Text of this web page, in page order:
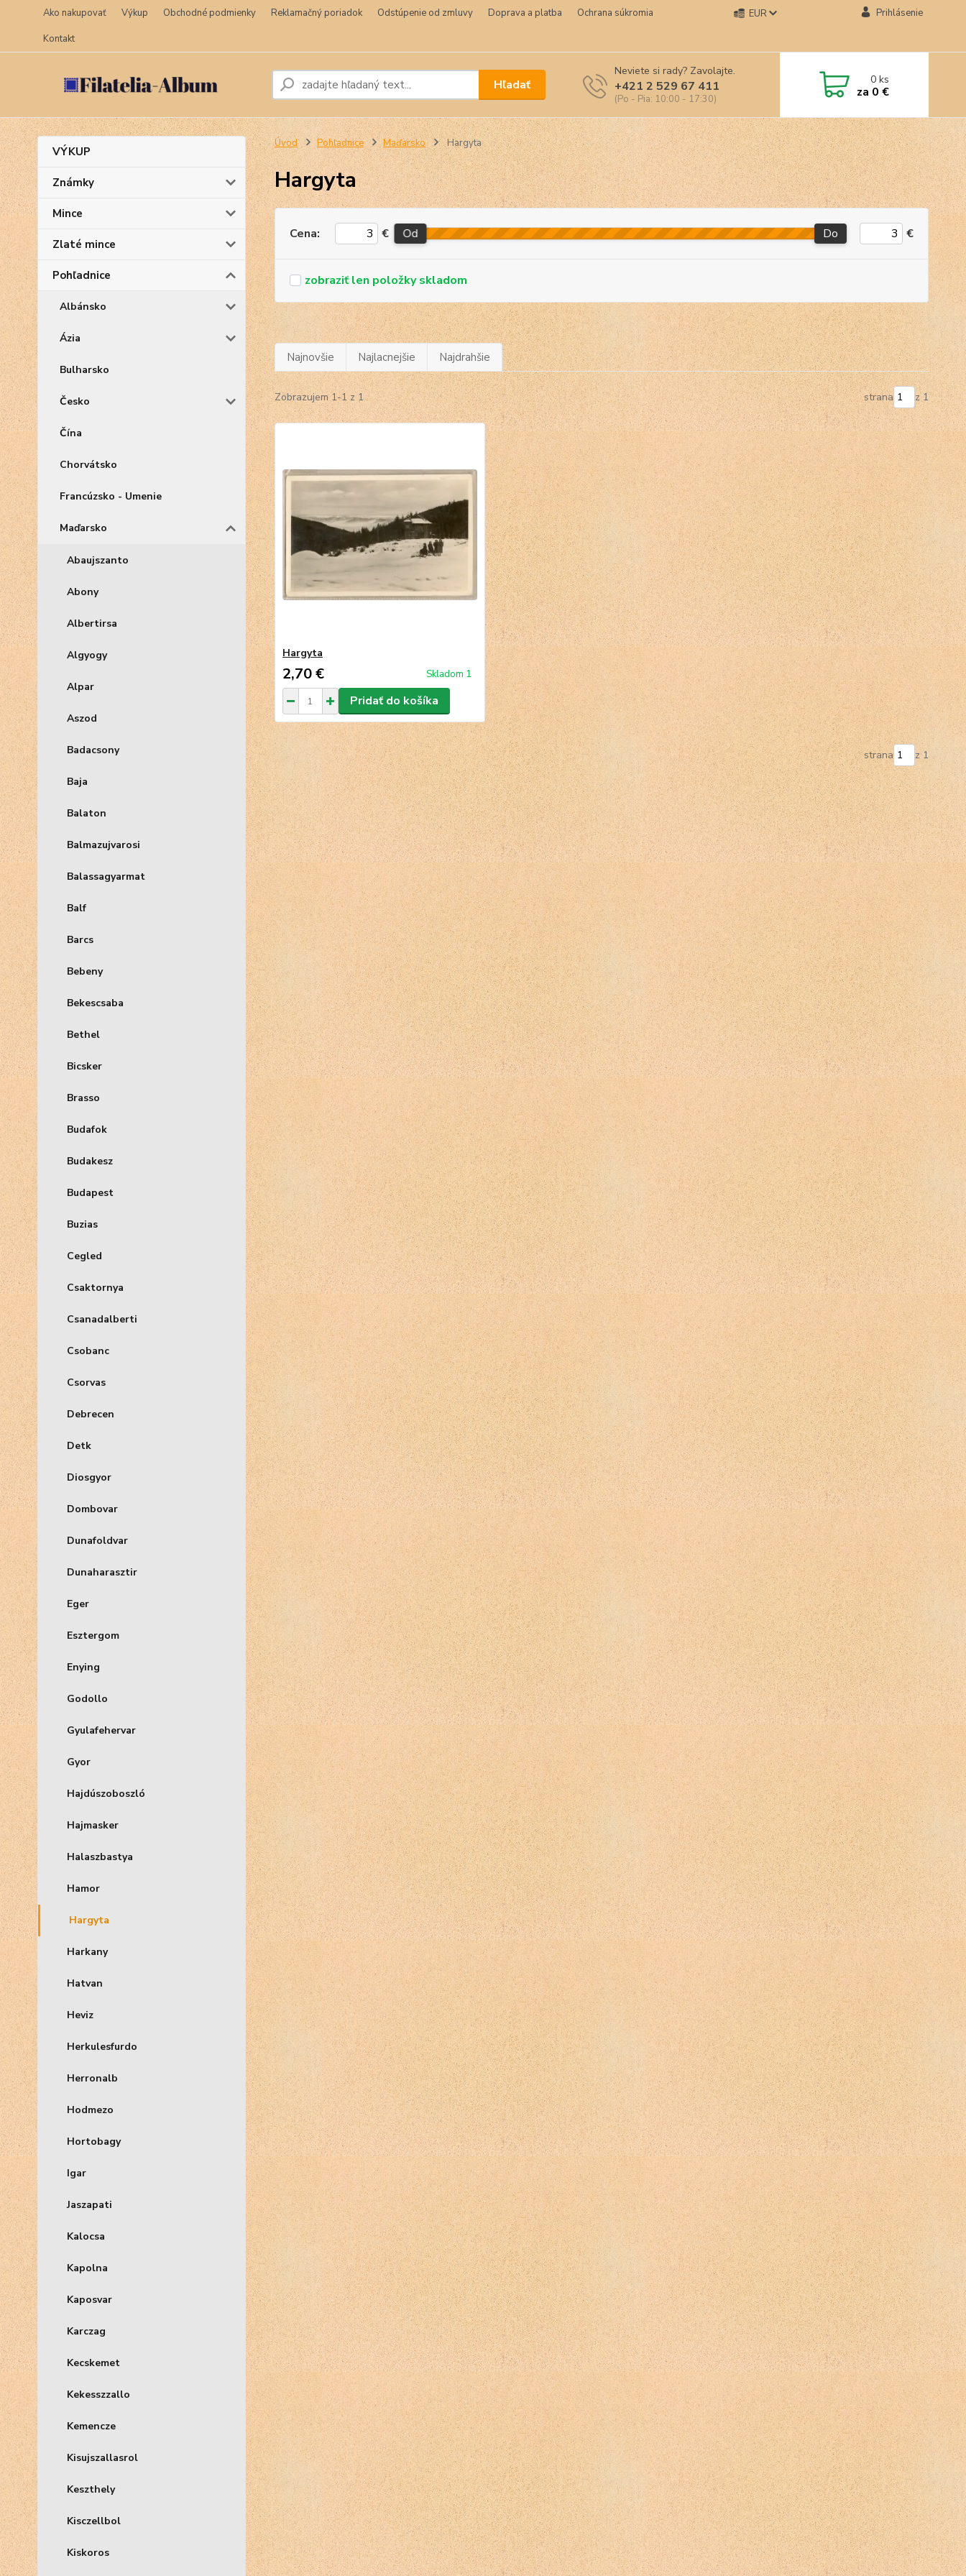
Ako nakupovať Výkup Obchodné podmienky Reklamačný poriadok Odstúpenie od zmluvy Doprava a platba
Ochrana súkromia
Kontakt
EUR Prihlásenie
Hľadať
Neviete si rady? Zavolajte.
+421 2 529 67 411
(Po - Pia: 10:00 - 17:30)
0ks
za 0 €
VÝKUP
Známky
Mince
Zlaté mince
Pohľadnice
Albánsko
Ázia
Bulharsko
Česko
Čína
Chorvátsko
Francúzsko - Umenie
Maďarsko
Abaujszanto
Abony
Albertirsa
Algyogy
Alpar
Aszod
Badacsony
Baja
Balaton
Balmazujvarosi
Balassagyarmat
Balf
Barcs
Bebeny
Bekescsaba
Bethel
Bicsker
Brasso
Budafok
Budakesz
Budapest
Buzias
Cegled
Csaktornya
Csanadalberti
Csobanc
Csorvas
Debrecen
Detk
Diosgyor
Dombovar
Dunafoldvar
Dunaharasztir
Eger
Esztergom
Enying
Godollo
Gyulafehervar
Gyor
Hajdúszoboszló
Hajmasker
Halaszbastya
Hamor
Hargyta
Harkany
Hatvan
Heviz
Herkulesfurdo
Herronalb
Hodmezo
Hortobagy
Igar
Jaszapati
Kalocsa
Kapolna
Kaposvar
Karczag
Kecskemet
Kekesszzallo
Kemencze
Kisujszallasrol
Keszthely
Kisczellbol
Kiskoros
Úvod Pohľadnice Maďarsko Hargyta
Hargyta
Cena: € Od Do €
skladom
Najnovšie Najlacnejšie Najdrahšie
Zobrazujem 1-1 z 1 strana z 1
Hargyta
2,70 € Skladom 1
Pridať do košíka
strana z 1